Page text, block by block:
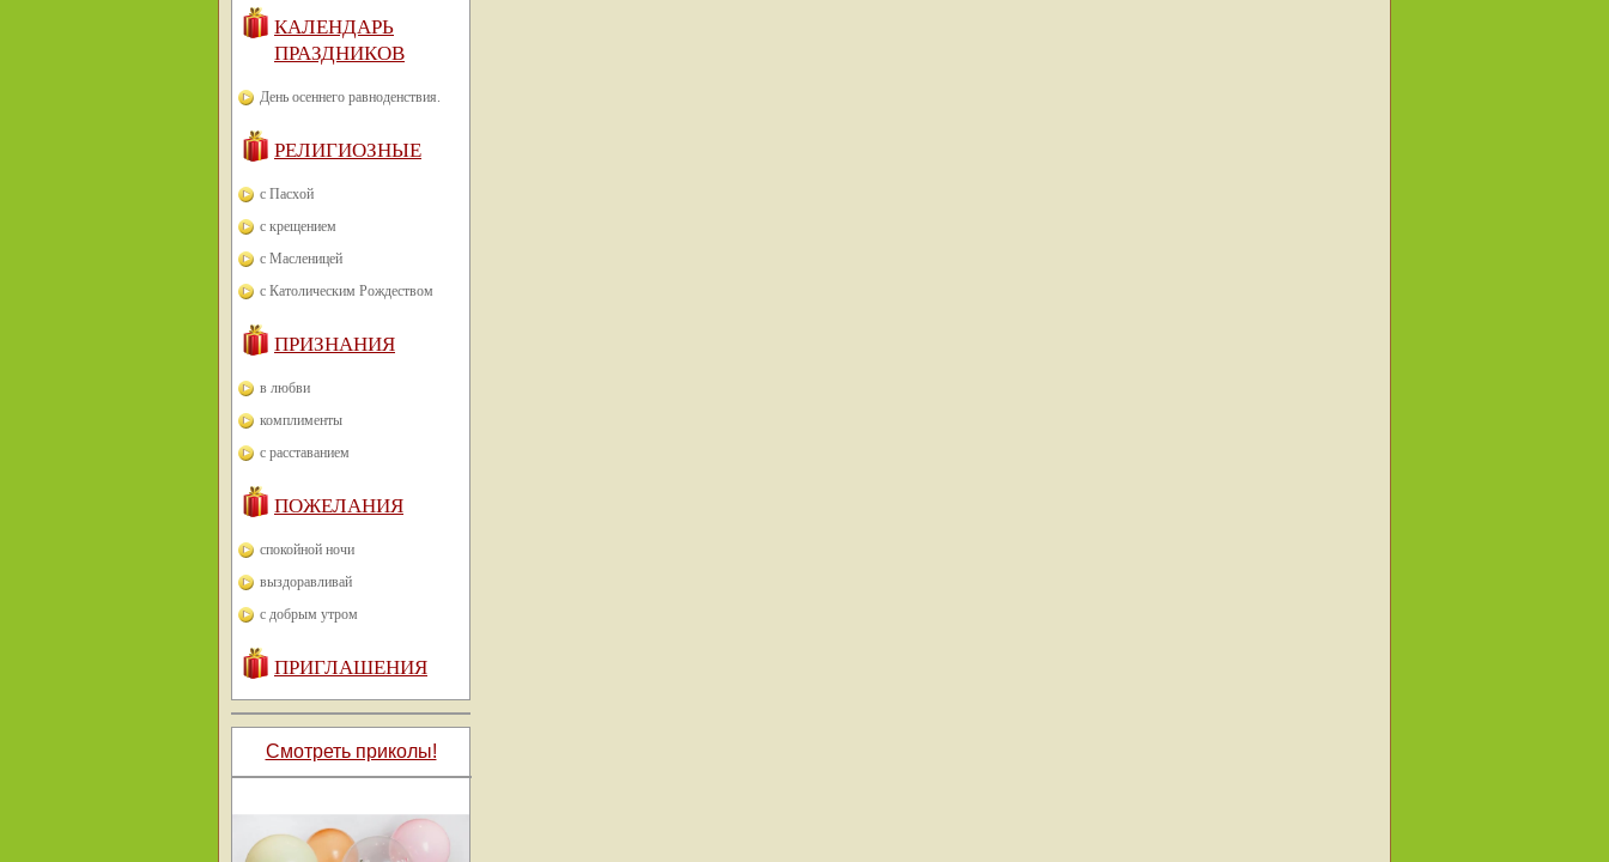
КАЛЕНДАРЬ
ПРАЗДНИКОВ
День осеннего равноденствия.
РЕЛИГИОЗНЫЕ
с Пасхой
с крещением
с Масленицей
с Католическим Рождеством
ПРИЗНАНИЯ
в любви
комплименты
с расставанием
ПОЖЕЛАНИЯ
спокойной ночи
выздоравливай
с добрым утром
ПРИГЛАШЕНИЯ
Смотреть приколы!